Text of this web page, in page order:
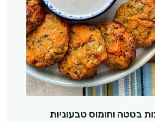
בטטה וחומוס טבעוניות